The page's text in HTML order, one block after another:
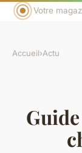
Votre
Accueil›Actu